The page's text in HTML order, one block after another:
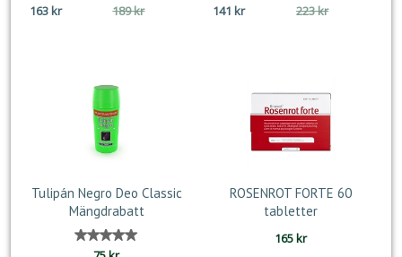
189krDet
163kr
Det
223krDet
141kr
Det
Tulipán Negro Deo Classic
Mängdrabatt
Betygsatt
ROSENROT FORTE 60
tabletter
165kr